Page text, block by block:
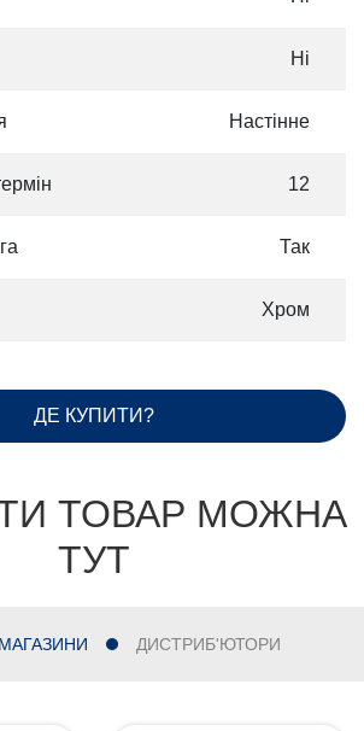
Ні
Настінне
12
Так
Хром
ДЕ КУПИТИ?
ТОВАР МОЖНА
ТУТ
ДИСТРИБ'ЮТОРИ